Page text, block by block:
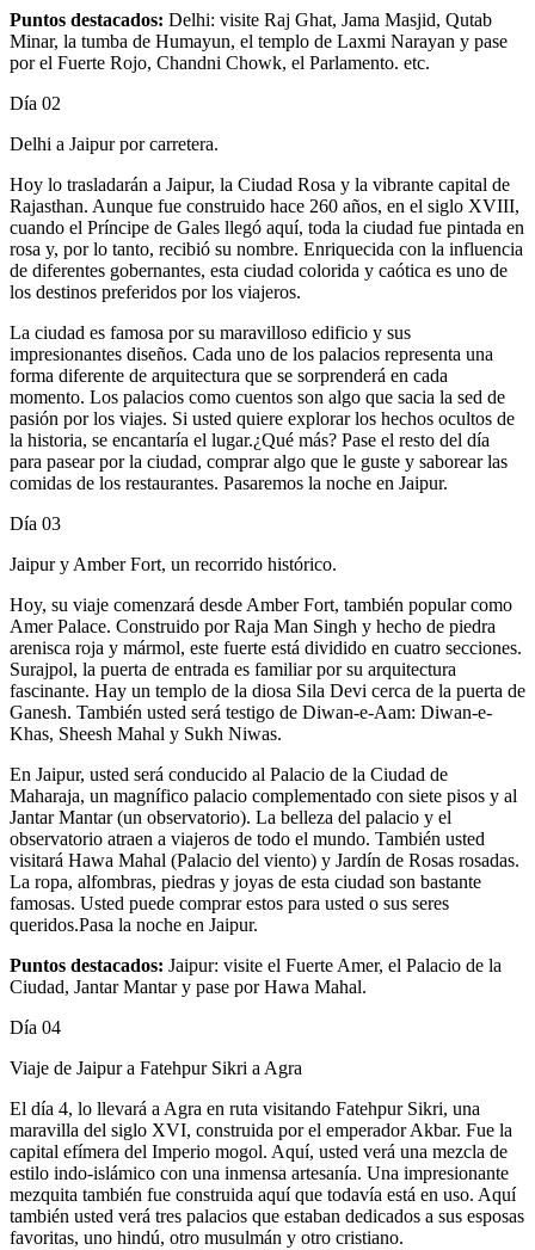
Puntos destacados: Delhi: visite Raj Ghat, Jama Masjid, Qutab
Minar, la tumba de Humayun, el templo de Laxmi Narayan y pase
por el Fuerte Rojo, Chandni Chowk, el Parlamento. etc.
Día 02
Delhi a Jaipur por carretera.
Hoy lo trasladarán a Jaipur, la Ciudad Rosa y la vibrante capital de
Rajasthan. Aunque fue construido hace 260 años, en el siglo XVIII,
cuando el Príncipe de Gales llegó aquí, toda la ciudad fue pintada en
rosa y, por lo tanto, recibió su nombre. Enriquecida con la influencia
de diferentes gobernantes, esta ciudad colorida y caótica es uno de
los destinos preferidos por los viajeros.
La ciudad es famosa por su maravilloso edificio y sus
impresionantes diseños. Cada uno de los palacios representa una
forma diferente de arquitectura que se sorprenderá en cada
momento. Los palacios como cuentos son algo que sacia la sed de
pasión por los viajes. Si usted quiere explorar los hechos ocultos de
la historia, se encantaría el lugar.¿Qué más? Pase el resto del día
para pasear por la ciudad, comprar algo que le guste y saborear las
comidas de los restaurantes. Pasaremos la noche en Jaipur.
Día 03
Jaipur y Amber Fort, un recorrido histórico.
Hoy, su viaje comenzará desde Amber Fort, también popular como
Amer Palace. Construido por Raja Man Singh y hecho de piedra
arenisca roja y mármol, este fuerte está dividido en cuatro secciones.
Surajpol, la puerta de entrada es familiar por su arquitectura
fascinante. Hay un templo de la diosa Sila Devi cerca de la puerta de
Ganesh. También usted será testigo de Diwan-e-Aam: Diwan-e-
Khas, Sheesh Mahal y Sukh Niwas.
En Jaipur, usted será conducido al Palacio de la Ciudad de
Maharaja, un magnífico palacio complementado con siete pisos y al
Jantar Mantar (un observatorio). La belleza del palacio y el
observatorio atraen a viajeros de todo el mundo. También usted
visitará Hawa Mahal (Palacio del viento) y Jardín de Rosas rosadas.
La ropa, alfombras, piedras y joyas de esta ciudad son bastante
famosas. Usted puede comprar estos para usted o sus seres
queridos.Pasa la noche en Jaipur.
Puntos destacados: Jaipur: visite el Fuerte Amer, el Palacio de la
Ciudad, Jantar Mantar y pase por Hawa Mahal.
Día 04
Viaje de Jaipur a Fatehpur Sikri a Agra
El día 4, lo llevará a Agra en ruta visitando Fatehpur Sikri, una
maravilla del siglo XVI, construida por el emperador Akbar. Fue la
capital efímera del Imperio mogol. Aquí, usted verá una mezcla de
estilo indo-islámico con una inmensa artesanía. Una impresionante
mezquita también fue construida aquí que todavía está en uso. Aquí
también usted verá tres palacios que estaban dedicados a sus esposas
favoritas, uno hindú, otro musulmán y otro cristiano.